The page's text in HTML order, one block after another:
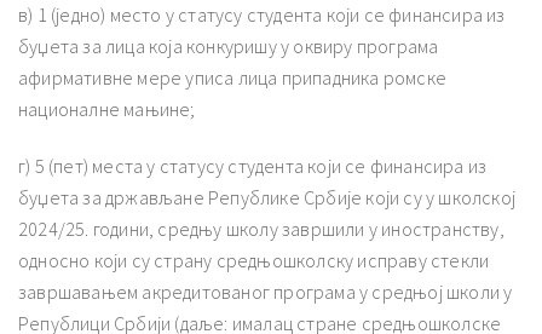
в) 1 (једно) место у статусу студента који се финансира из
буџета за лица која конкуришу у оквиру програма
афирмативне мере уписа лица припадника ромске
националне мањине;
г) 5 (пет) места у статусу студента који се финансира из
буџета за држављане Републике Србије који су у школској
2024/25. години, средњу школу завршили у иностранству,
односно који су страну средњошколску исправу стекли
завршавањем акредитованог програма у средњој школи у
Републици Србији (даље: ималац стране средњошколске